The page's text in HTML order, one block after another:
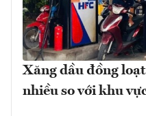
Xăng dầu đồng
nhiều so với khu